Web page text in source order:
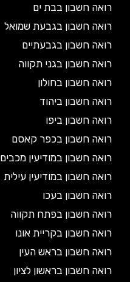
רואה חשבון בבת ים
רואה חשבון בגבעת שמואל
רואה חשבון בגבעתיים
רואה חשבון בגני תקווה
רואה חשבון בחולון
רואה חשבון ביהוד
רואה חשבון ביפו
רואה חשבון בכפר קאסם
רואה חשבון במודיעין מכבים רעות
רואה חשבון במודיעין עילית
רואה חשבון בעכו
רואה חשבון בפתח תקווה
רואה חשבון בקריית אונו
רואה חשבון בראש העין
רואה חשבון בראשון לציון